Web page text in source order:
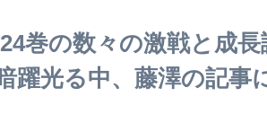
巻の数々の激戦と成
躍光る中、藤澤の記